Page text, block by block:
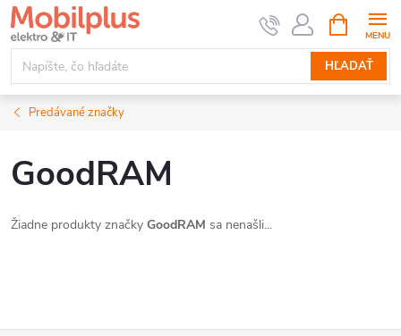
Prejsť
na
obsah
HĽADAŤ
KOŠÍK
Predávané značky
GoodRAM
Žiadne produkty značky GoodRAM sa nenašli...